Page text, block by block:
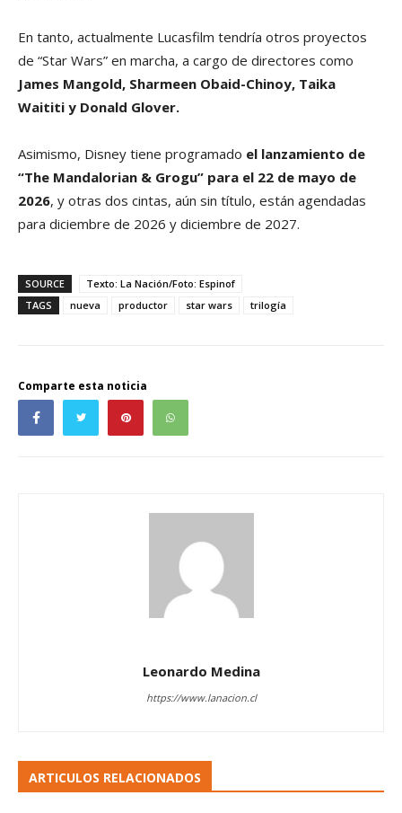
En tanto, actualmente Lucasfilm tendría otros proyectos
de “Star Wars” en marcha, a cargo de directores como
James Mangold, Sharmeen Obaid-Chinoy, Taika
Waititi y Donald Glover.
Asimismo, Disney tiene programado el lanzamiento de
“The Mandalorian & Grogu” para el 22 de mayo de
2026, y otras dos cintas, aún sin título, están agendadas
para diciembre de 2026 y diciembre de 2027.
SOURCE
Texto: La Nación/Foto: Espinof
TAGS
nueva productor star wars trilogía
Comparte esta noticia
Leonardo Medina
https://www.lanacion.cl
ARTICULOS RELACIONADOS